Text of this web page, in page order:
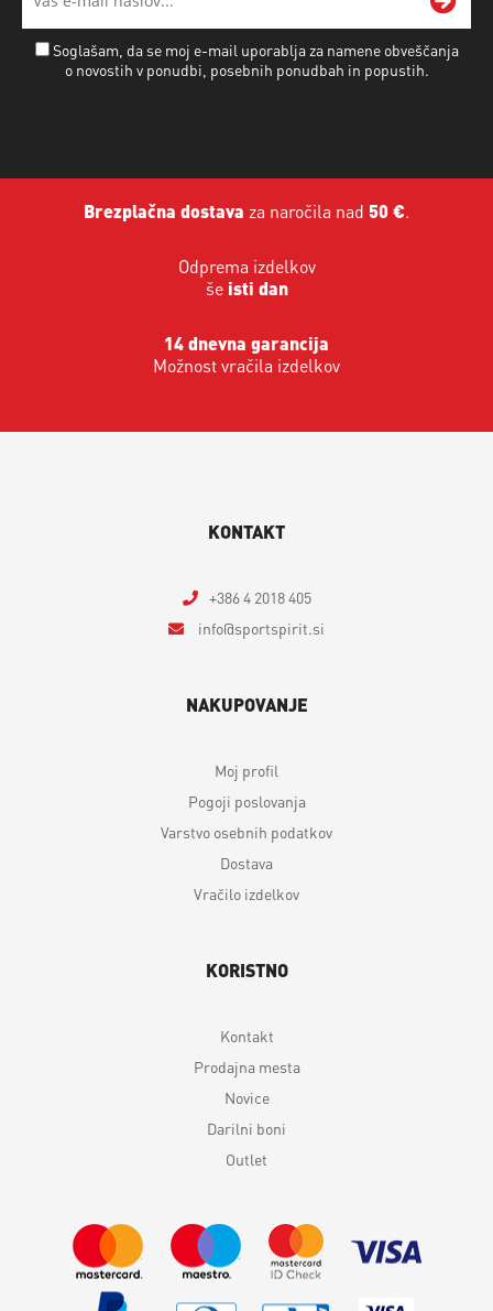
Soglašam, da se moj e-mail uporablja za namene obveščanja
o novostih v ponudbi, posebnih ponudbah in popustih.
Brezplačna dostava za naročila nad 50 €.
Odprema izdelkov
še isti dan
14 dnevna garancija
Možnost vračila izdelkov
KONTAKT
+386 4 2018 405
info
sportspirit.si
NAKUPOVANJE
Moj profil
Pogoji poslovanja
Varstvo osebnih podatkov
Dostava
Vračilo izdelkov
KORISTNO
Kontakt
Prodajna mesta
Novice
Darilni boni
Outlet